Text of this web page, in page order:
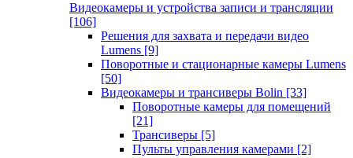
Видеокамеры и устройства записи и трансляции
[106]
Решения для захвата и передачи видео
Lumens [9]
Поворотные и стационарные камеры Lumens
[50]
Видеокамеры и трансиверы Bolin [33]
Поворотные камеры для помещений
[21]
Трансиверы [5]
Пульты управления камерами [2]